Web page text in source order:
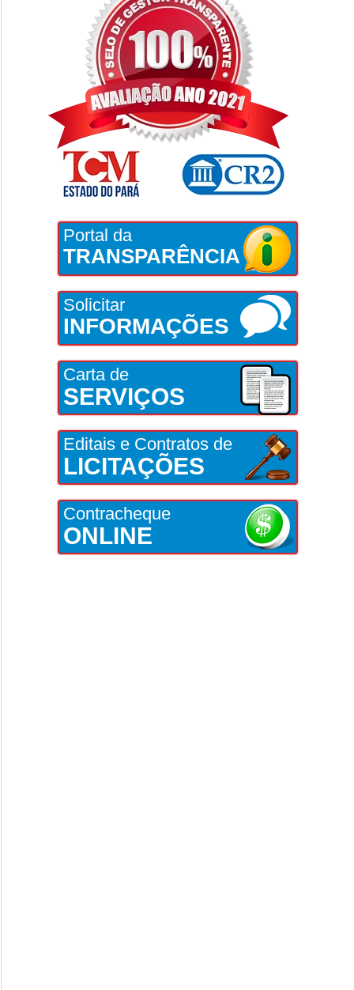
Portal da
TRANSPARÊNCIA
Solicitar
INFORMAÇÕES
Carta de
SERVIÇOS
Editais e Contratos de
LICITAÇÕES
Contracheque
ONLINE